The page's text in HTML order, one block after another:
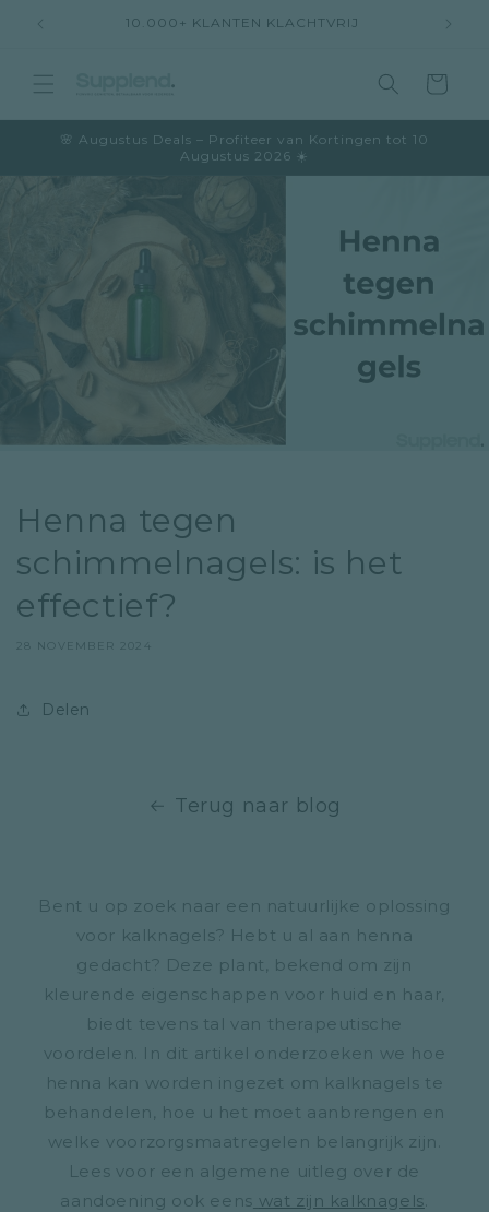
naar de
10.000+ KLANTEN KLACHTVRIJ
🌸 Augustus Deals – Profiteer van Kortingen tot 10
Augustus 2026 ☀️
Henna tegen
schimmelnagels: is het
effectief?
28 NOVEMBER 2024
Delen
Terug naar blog
Bent u op zoek naar een natuurlijke oplossing
voor kalknagels? Hebt u al aan henna
gedacht? Deze plant, bekend om zijn
kleurende eigenschappen voor huid en haar,
biedt tevens tal van therapeutische
voordelen. In dit artikel onderzoeken we hoe
henna kan worden ingezet om kalknagels te
behandelen, hoe u het moet aanbrengen en
welke voorzorgsmaatregelen belangrijk zijn.
Lees voor een algemene uitleg over de
aandoening ook eens wat zijn kalknagels